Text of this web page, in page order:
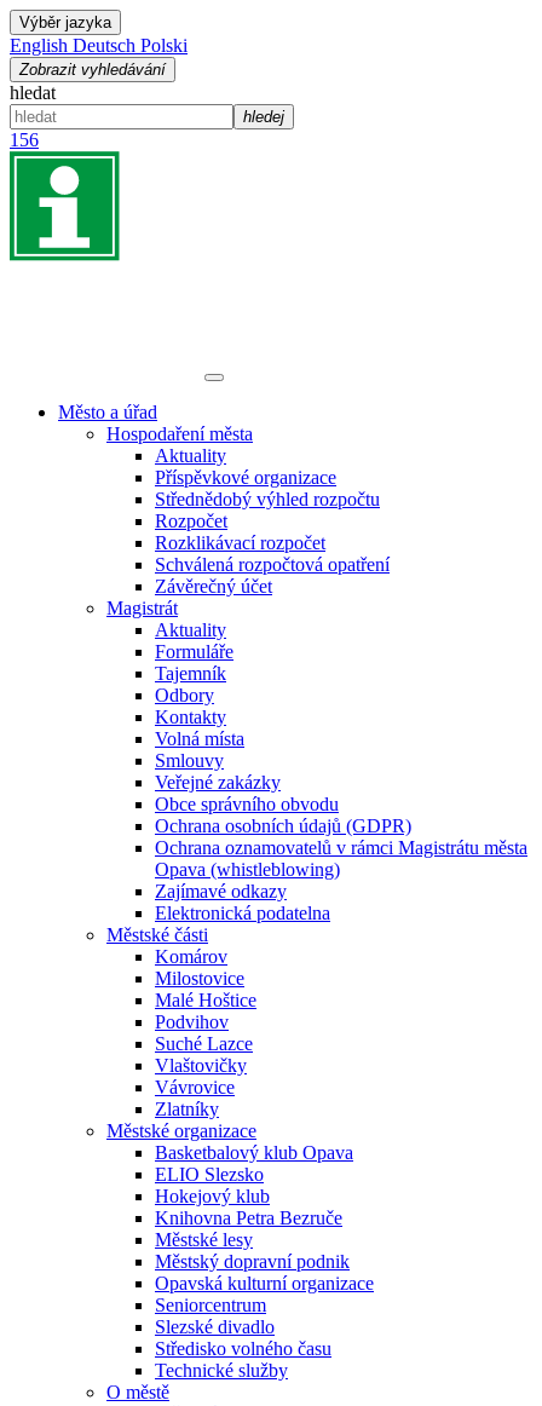
Výběr jazyka
English Deutsch Polski
Zobrazit vyhledávání
hledat
hledej
156
Město a úřad
Hospodaření města
Aktuality
Příspěvkové organizace
Střednědobý výhled rozpočtu
Rozpočet
Rozklikávací rozpočet
Schválená rozpočtová opatření
Závěrečný účet
Magistrát
Aktuality
Formuláře
Tajemník
Odbory
Kontakty
Volná místa
Smlouvy
Veřejné zakázky
Obce správního obvodu
Ochrana osobních údajů (GDPR)
Ochrana oznamovatelů v rámci Magistrátu města
Opava (whistleblowing)
Zajímavé odkazy
Elektronická podatelna
Městské části
Komárov
Milostovice
Malé Hoštice
Podvihov
Suché Lazce
Vlaštovičky
Vávrovice
Zlatníky
Městské organizace
Basketbalový klub Opava
ELIO Slezsko
Hokejový klub
Knihovna Petra Bezruče
Městské lesy
Městský dopravní podnik
Opavská kulturní organizace
Seniorcentrum
Slezské divadlo
Středisko volného času
Technické služby
O městě